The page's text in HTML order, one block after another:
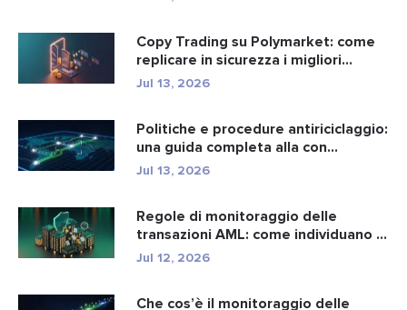
Copy Trading su Polymarket: come
replicare in sicurezza i migliori...
Jul 13, 2026
Politiche e procedure antiriciclaggio:
una guida completa alla con...
Jul 13, 2026
Regole di monitoraggio delle
transazioni AML: come individuano i
r...
Jul 12, 2026
Che cos’è il monitoraggio delle